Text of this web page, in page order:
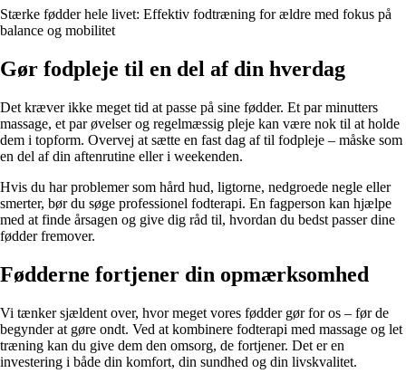
Stærke fødder hele livet: Effektiv fodtræning for ældre med fokus på
balance og mobilitet
Gør fodpleje til en del af din hverdag
Det kræver ikke meget tid at passe på sine fødder. Et par minutters
massage, et par øvelser og regelmæssig pleje kan være nok til at holde
dem i topform. Overvej at sætte en fast dag af til fodpleje – måske som
en del af din aftenrutine eller i weekenden.
Hvis du har problemer som hård hud, ligtorne, nedgroede negle eller
smerter, bør du søge professionel fodterapi. En fagperson kan hjælpe
med at finde årsagen og give dig råd til, hvordan du bedst passer dine
fødder fremover.
Fødderne fortjener din opmærksomhed
Vi tænker sjældent over, hvor meget vores fødder gør for os – før de
begynder at gøre ondt. Ved at kombinere fodterapi med massage og let
træning kan du give dem den omsorg, de fortjener. Det er en
investering i både din komfort, din sundhed og din livskvalitet.